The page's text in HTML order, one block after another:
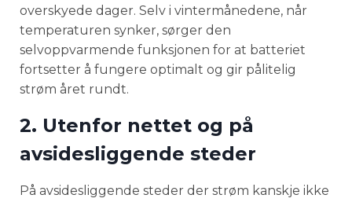
overskyede dager. Selv i vintermånedene, når
temperaturen synker, sørger den
selvoppvarmende funksjonen for at batteriet
fortsetter å fungere optimalt og gir pålitelig
strøm året rundt.
2. Utenfor nettet og på
avsidesliggende steder
På avsidesliggende steder der strøm kanskje ikke